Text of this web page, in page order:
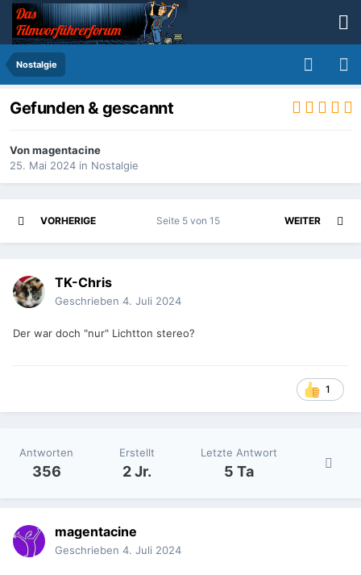
Nostalgie
Gefunden & gescannt
Vonmagentacine
25. Mai 2024 in Nostalgie
VORHERIGE WEITER
Seite 5 von 15
TK-Chris
Geschrieben 4. Juli 2024
Der war doch "nur" Lichtton stereo?
1
Antworten
356
Erstellt
2 Jr.
Letzte Antwort
5 Ta
magentacine
Geschrieben 4. Juli 2024